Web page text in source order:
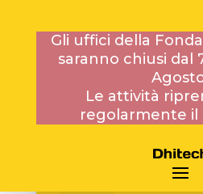
Gli uffici della
saranno chiusi dal
Le attività
regolarmente il
PROGETTI
GRIFIN –